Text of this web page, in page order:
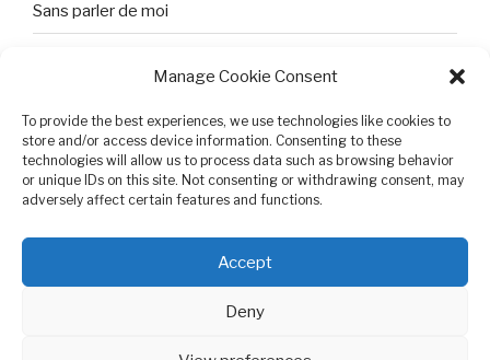
Manage Cookie Consent
To provide the best experiences, we use technologies like cookies to
store and/or access device information. Consenting to these
technologies will allow us to process data such as browsing behavior
or unique IDs on this site. Not consenting or withdrawing consent, may
adversely affect certain features and functions.
Accept
Deny
Sans parler de moi
Tristesse et attente
Variable complexe